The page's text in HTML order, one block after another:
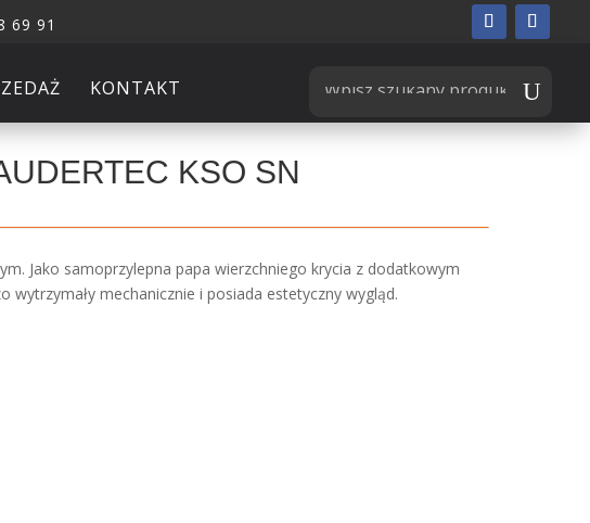
69 91
KONTAKT
KSO SN
Jako samoprzylepna papa wierzchniego krycia z dodatkowym
mechanicznie i posiada estetyczny wygląd.